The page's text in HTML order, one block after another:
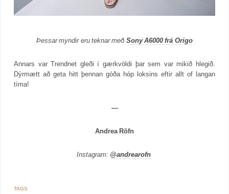
Þessar myndir eru teknar með Sony A6000 frá Origo
Annars var Trendnet gleði í gærkvöldi þar sem var mikið hlegið.
Dýrmætt að geta hitt þennan góða hóp loksins eftir allt of langan
tíma!
—
Andrea Röfn
Instagram: @andrearofn